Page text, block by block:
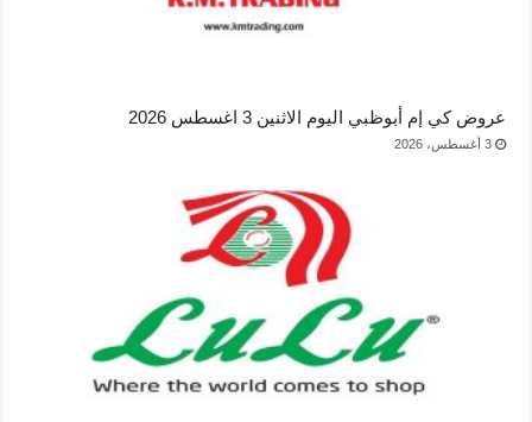
عروض كي إم أبوظبي اليوم الاثنين 3 اغسطس 2026
3 أغسطس، 2026